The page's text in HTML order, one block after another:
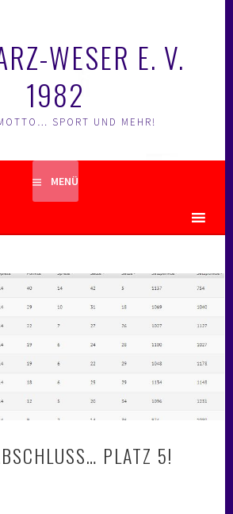
WESER E. V.
1982
SPORT UND MEHR!
MENÜ
PLATZ 5!